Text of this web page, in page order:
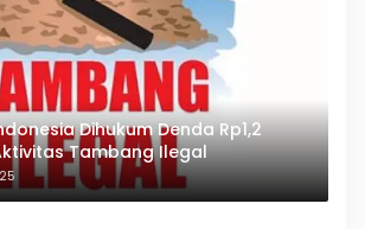
Dihukum Denda Rp1,2
Tambang Ilegal